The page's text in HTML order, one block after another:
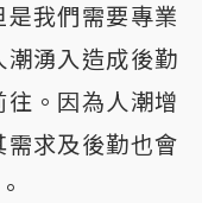
我們需要專業
湧入造成後勤
。因為人潮增
求及後勤也會